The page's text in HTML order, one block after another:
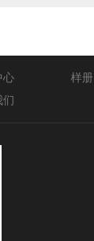
心 样册
们